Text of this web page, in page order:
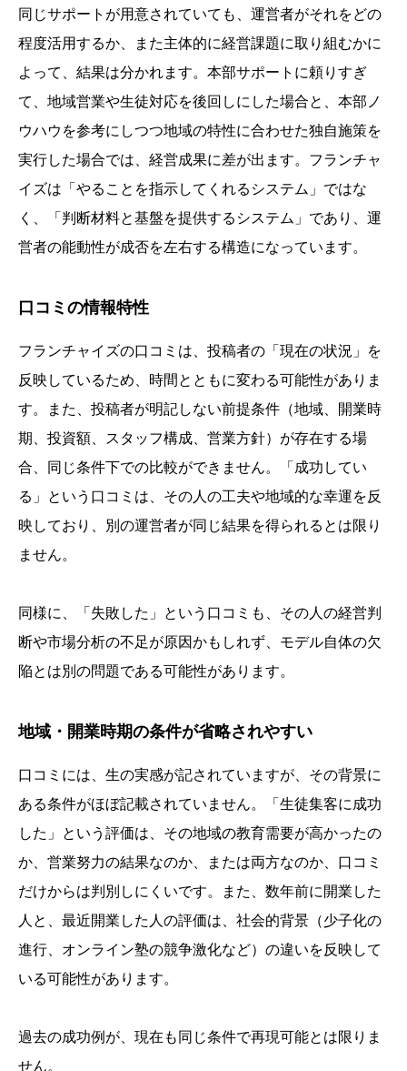
同じサポートが用意されていても、運営者がそれをどの
程度活用するか、また主体的に経営課題に取り組むかに
よって、結果は分かれます。本部サポートに頼りすぎ
て、地域営業や生徒対応を後回しにした場合と、本部ノ
ウハウを参考にしつつ地域の特性に合わせた独自施策を
実行した場合では、経営成果に差が出ます。フランチャ
イズは「やることを指示してくれるシステム」ではな
く、「判断材料と基盤を提供するシステム」であり、運
営者の能動性が成否を左右する構造になっています。
口コミの情報特性
フランチャイズの口コミは、投稿者の「現在の状況」を
反映しているため、時間とともに変わる可能性がありま
す。また、投稿者が明記しない前提条件（地域、開業時
期、投資額、スタッフ構成、営業方針）が存在する場
合、同じ条件下での比較ができません。「成功してい
る」という口コミは、その人の工夫や地域的な幸運を反
映しており、別の運営者が同じ結果を得られるとは限り
ません。
同様に、「失敗した」という口コミも、その人の経営判
断や市場分析の不足が原因かもしれず、モデル自体の欠
陥とは別の問題である可能性があります。
地域・開業時期の条件が省略されやすい
口コミには、生の実感が記されていますが、その背景に
ある条件がほぼ記載されていません。「生徒集客に成功
した」という評価は、その地域の教育需要が高かったの
か、営業努力の結果なのか、または両方なのか、口コミ
だけからは判別しにくいです。また、数年前に開業した
人と、最近開業した人の評価は、社会的背景（少子化の
進行、オンライン塾の競争激化など）の違いを反映して
いる可能性があります。
過去の成功例が、現在も同じ条件で再現可能とは限りま
せん。